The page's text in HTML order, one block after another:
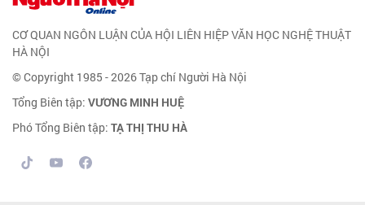
CƠ QUAN NGÔN LUẬN CỦA HỘI LIÊN HIỆP VĂN HỌC NGHỆ THUẬT
HÀ NỘI
© Copyright 1985 - 2026 Tạp chí Người Hà Nội
Tổng Biên tập: VƯƠNG MINH HUỆ
Phó Tổng Biên tập: TẠ THỊ THU HÀ